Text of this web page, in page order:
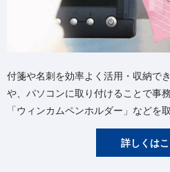
付箋や名刺を効率よく活用・収納で
や、パソコンに取り付けることで事
「ウィンカムペンホルダー」などを
詳しくは